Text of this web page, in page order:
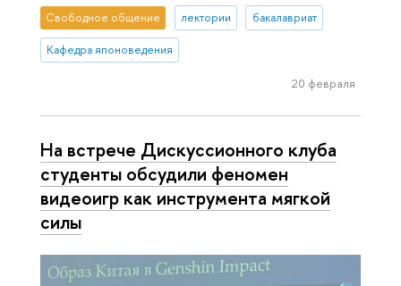
Свободное общение лектории бакалавриат
Кафедра японоведения
20 февраля
На встрече Дискуссионного клуба
студенты обсудили феномен
видеоигр как инструмента мягкой
силы